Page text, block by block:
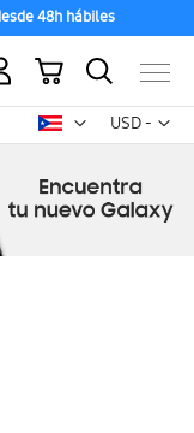
48h hábiles
USD -
dólar
Mi carrito